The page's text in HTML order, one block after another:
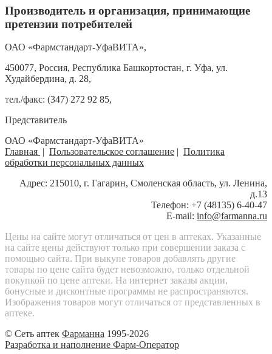
Производитель и организация, принимающие
претензии потребителей
ОАО «Фармстандарт-УфаВИТА»,
450077, Россия, Республика Башкортостан, г. Уфа, ул.
Худайбердина, д. 28,
тел./факс: (347) 272 92 85,
Представитель
ОАО «Фармстандарт-УфаВИТА»
Главная | Пользовательское соглашение | Политика
обработки персональных данных
Адрес: 215010, г. Гагарин, Смоленская область, ул. Ленина,
д.13
Телефон: +7 (48135) 6-40-47
E-mail: info@farmanna.ru
Цены на сайте могут отличаться от цен в аптеках. Указанные
на сайте цены действуют только при совершении заказа с
помощью сайта. При выкупе товаров добавлять другие
товары по цене сайта будет невозможно, только отдельной
покупкой по цене аптеки. На интернет заказы акции,
бонусные и дисконтные программы не распространяются.
Изображения товаров могут отличаться от представленных в
аптеке.
© Сеть аптек Фарманна 1995-2026
Разработка и наполнение Фарм-Оператор